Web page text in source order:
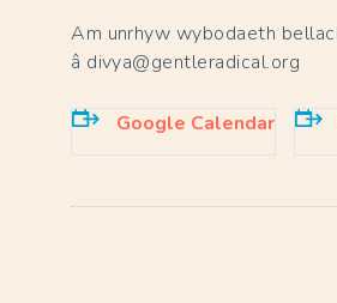
Am unrhyw wybodaeth
â divya@gentleradical.org
Google Calendar